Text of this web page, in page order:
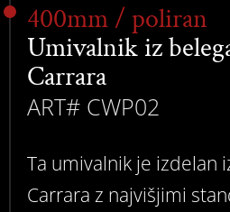
400mm / poliran
Umivalnik iz
Carrara
ART# CWP02
Ta umivalnik je izdelan
Carrara z najvišjimi